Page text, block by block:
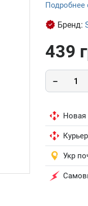
Подробнее
Бренд:
439
Новая
Укр